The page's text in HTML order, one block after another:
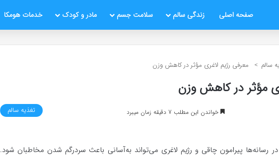
صفحه اصلی زندگی سالم سلامت جسم مادر و کودک خدمات هومکا
سالم > معرفی رژیم لاغری مؤثر در کاهش وزن
مؤثر در کاهش وزن
خواندن این مطلب 7 دقیقه زمان میبرد تغذیه سالم
رسانه‌ها پیرامون چاقی و رژیم لاغری می‌تواند به‌آسانی باعث سردرگم شدن مخاطبان شود.